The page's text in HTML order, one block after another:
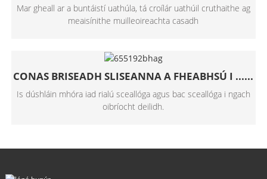
Mar gheall ar a buntáistí uathúla, tá croílár uathúil cruthaithe ag
meaisínithe muilleoireachta casadh
CONAS BRISEADH SLISEANNA A FHEABHSÚ I ......
Is dúshláin mhóra iad rialú sceallóga agus bac sceallóga i ngach
oibríocht deilidh.